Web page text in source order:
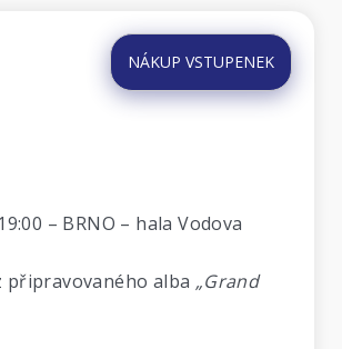
NÁKUP VSTUPENEK
– BRNO – hala Vodova
připravovaného alba „Grand